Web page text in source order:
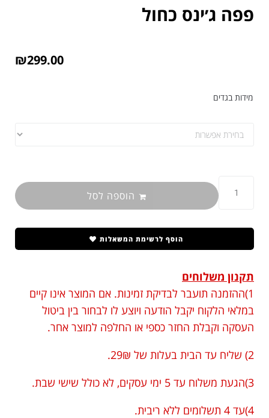
פפה ג׳ינס כחול
₪299.00
מידות בגדים
הוספה לסל
הוסף לרשימת המשאלות
תקנון משלוחים
1)ההזמנה תועבר לבדיקת זמינות. אם המוצר אינו קיים
במלאי הלקוח יקבל הודעה ויוצע לו לבחור בין ביטול
העסקה וקבלת החזר כספי או החלפה למוצר אחר.
2) שליח עד הבית בעלות של 29₪.
3)הגעת משלוח עד 5 ימי עסקים, לא כולל שישי שבת.
4)עד 4 תשלומים ללא ריבית.